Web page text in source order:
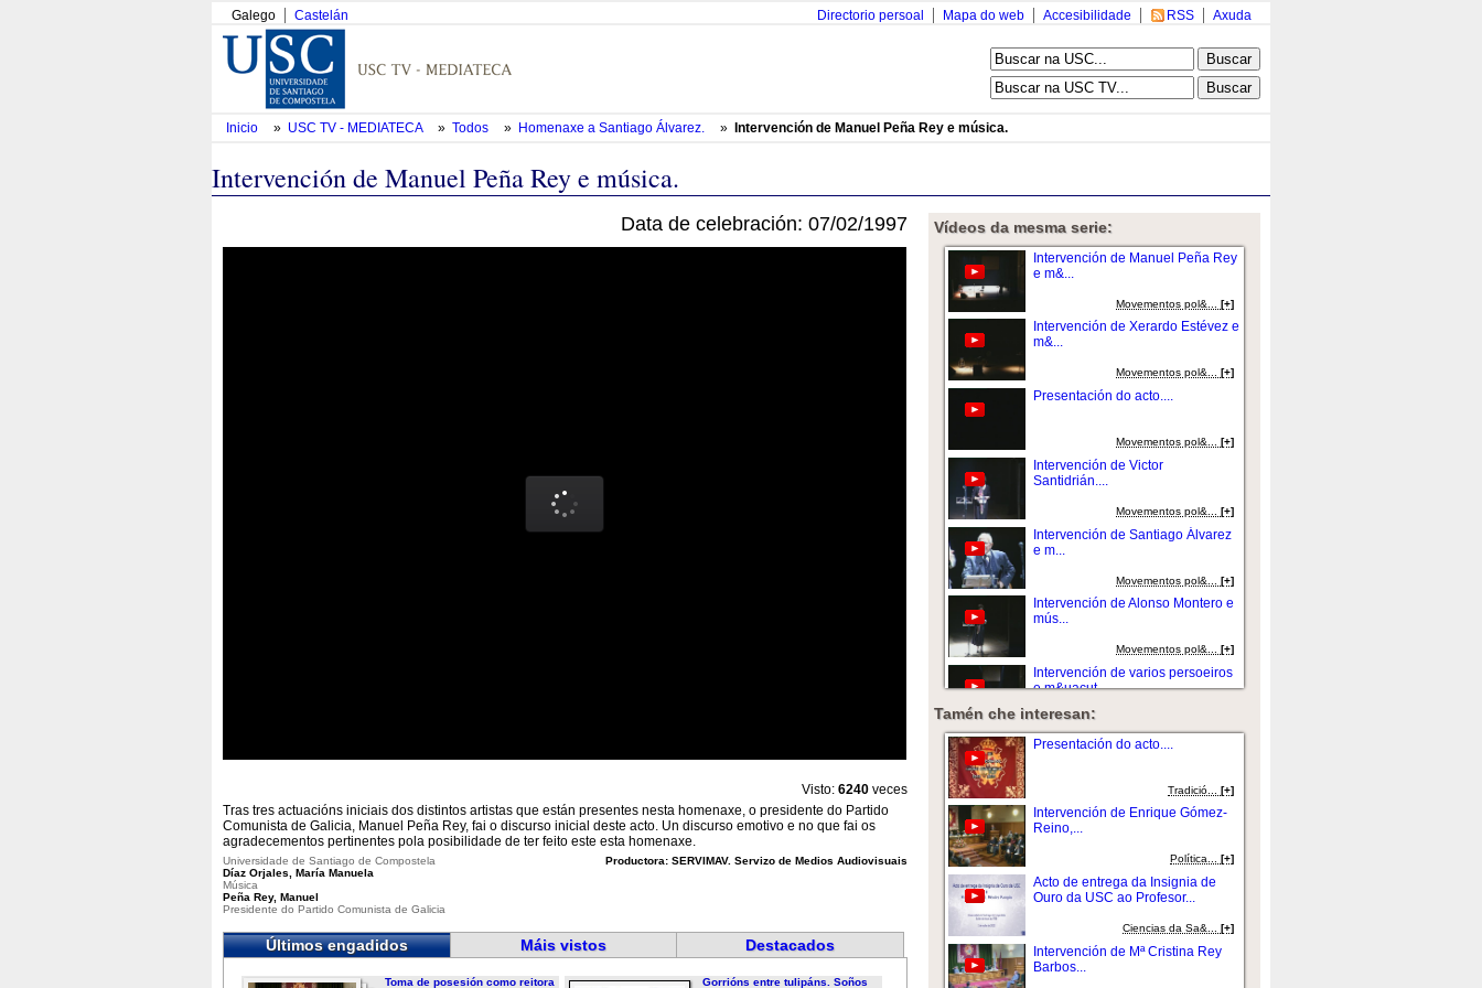
Galego Castelán Axuda
RSS
Accesibilidade
Mapa do web
Directorio persoal
Inicio » USC TV - MEDIATECA » Todos » Homenaxe a Santiago Álvarez. » Intervención de Manuel Peña Rey e música.
Intervención de Manuel Peña Rey e música.
Data de celebración: 07/02/1997
Visto: 6240 veces
Tras tres actuacións iniciais dos distintos artistas que están presentes nesta homenaxe, o presidente do Partido
Comunista de Galicia, Manuel Peña Rey, fai o discurso inicial deste acto. Un discurso emotivo e no que fai os
agradecementos pertinentes pola posibilidade de ter feito este esta homenaxe.
Productora: SERVIMAV. Servizo de Medios Audiovisuais
Universidade de Santiago de Compostela
Díaz Orjales, María Manuela
Música
Peña Rey, Manuel
Presidente do Partido Comunista de Galicia
Últimos engadidos Máis vistos Destacados
Toma de posesión como reitora
Gorrións entre tulipáns. Soños
Vídeos da mesma serie:
Intervención de Manuel Peña Rey
e m&...
Movementos pol&...[+]
Intervención de Xerardo Estévez e
m&...
Movementos pol&... [+]
Presentación do acto....
Movementos pol&...[+]
Intervención de Victor
Santidrián....
Movementos pol&...[+]
Intervención de Santiago Álvarez
e m...
Movementos pol&...[+]
Intervención de Alonso Montero e
mús...
Movementos pol&...[+]
Intervención de varios persoeiros
e m&uacut...
Tamén che interesan:
Presentación do acto....
Tradició...[+]
Intervención de Enrique Gómez-
Reino,...
Política... [+]
Acto de entrega da Insignia de
Ouro da USC ao Profesor...
Ciencias da Sa&...[+]
Intervención de Mª Cristina Rey
Barbos...